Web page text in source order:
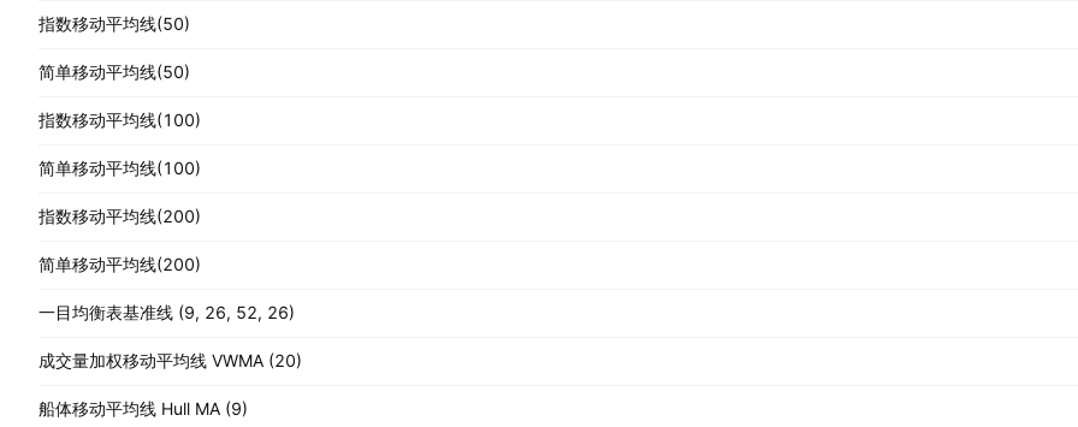
指数移动平均线(50)
简单移动平均线(50)
指数移动平均线(100)
简单移动平均线(100)
指数移动平均线(200)
简单移动平均线(200)
一目均衡表基准线 (9, 26, 52, 26)
成交量加权移动平均线 VWMA (20)
船体移动平均线 Hull MA (9)